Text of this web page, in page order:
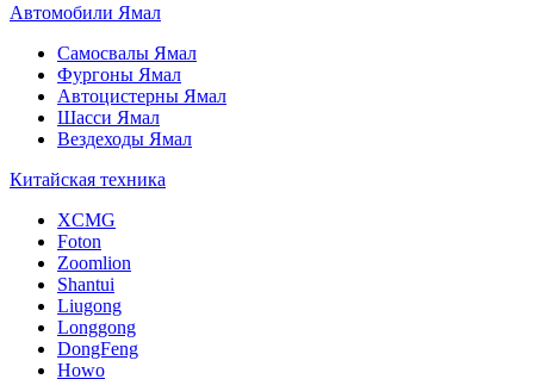
Автомобили Ямал
Самосвалы Ямал
Фургоны Ямал
Автоцистерны Ямал
Шасси Ямал
Вездеходы Ямал
Китайская техника
XCMG
Foton
Zoomlion
Shantui
Liugong
Longgong
DongFeng
Howo